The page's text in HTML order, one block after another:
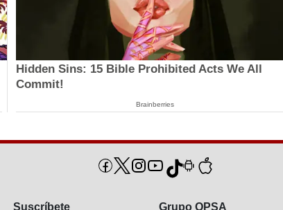
Hidden Sins: 15 Bible Prohibited Acts We All
Commit!
Brainberries
Suscríbete Grupo OPSA